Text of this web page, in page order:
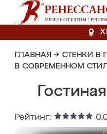
ГЛАВНАЯ → СТЕНКИ В
В СОВРЕМЕННОМ
Рейтинг: